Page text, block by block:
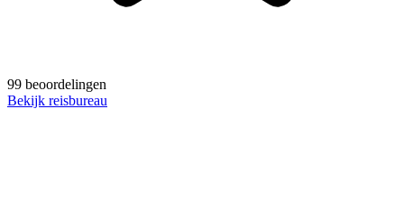
99 beoordelingen
Bekijk reisbureau